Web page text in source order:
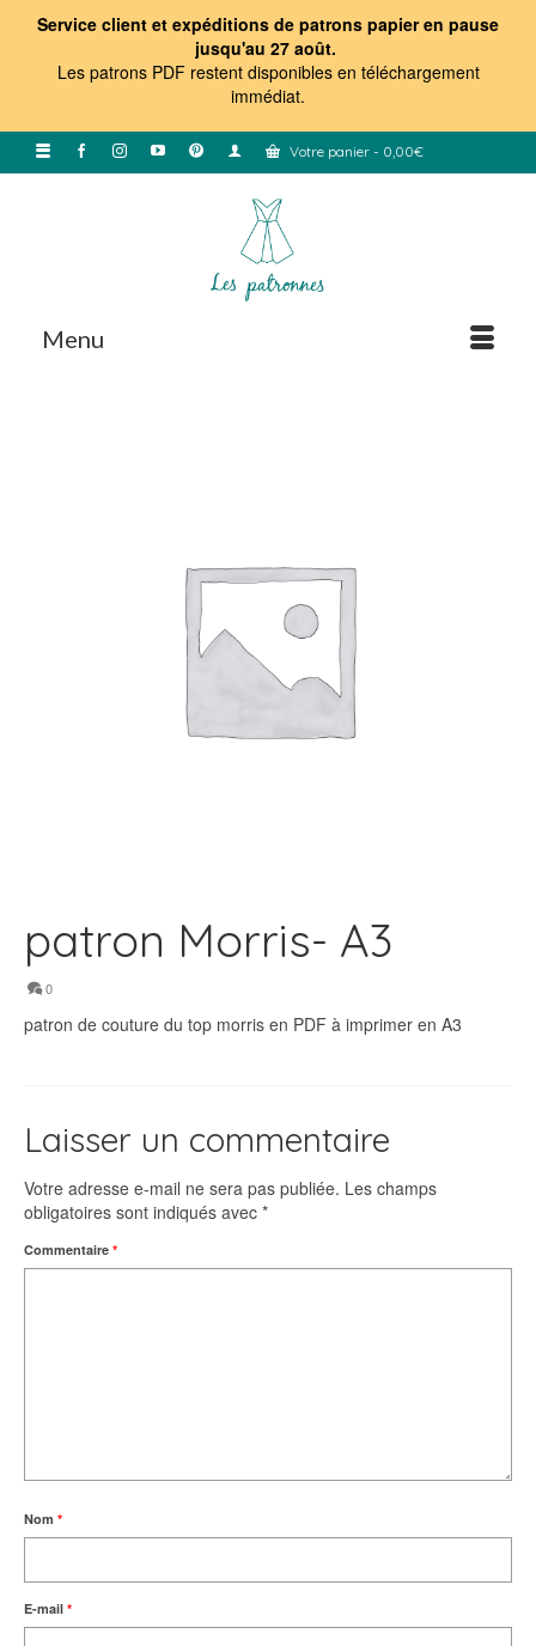
Service client et expéditions de patrons papier en pause
jusqu'au 27 août.
Les patrons PDF restent disponibles en téléchargement
immédiat.
Votre panier - 0,00€
Menu
patron Morris- A3
0
patron de couture du top morris en PDF à imprimer en A3
Laisser un commentaire
Votre adresse e-mail ne sera pas publiée. Les champs
obligatoires sont indiqués avec *
Commentaire *
Nom *
E-mail *